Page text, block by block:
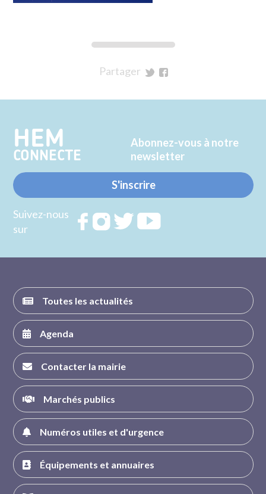
Partager
Twitter
Facebook
HEM
CONNECTE
Abonnez-vous à notre
newsletter
S'inscrire
Suivez-nous
sur
RejoignezRejoignezRejoignez
Toutes les actualités
Agenda
Contacter la mairie
Marchés publics
Numéros utiles et d'urgence
Équipements et annuaires